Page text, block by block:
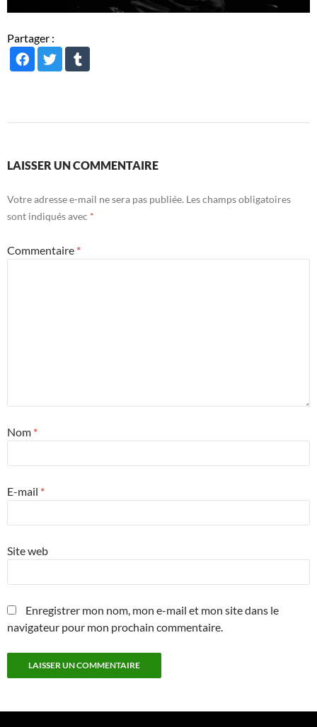
Partager :
LAISSER UN COMMENTAIRE
Votre adresse e-mail ne sera pas publiée. Les champs obligatoires
sont indiqués avec *
Commentaire *
Nom *
E-mail *
Site web
Enregistrer mon nom, mon e-mail et mon site dans le
navigateur pour mon prochain commentaire.